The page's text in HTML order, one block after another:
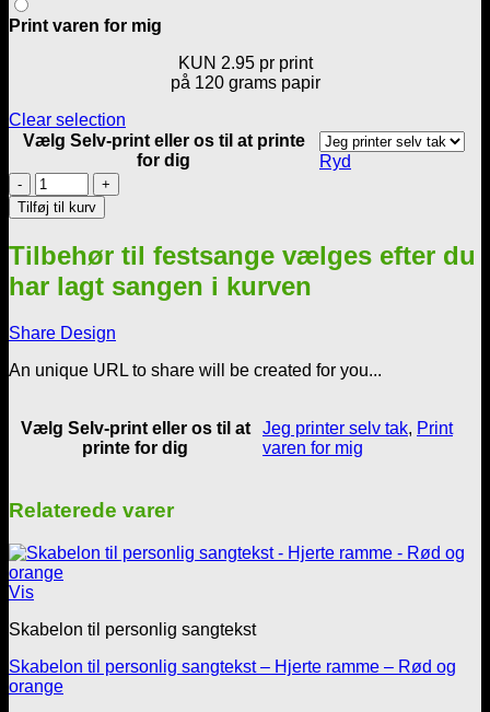
Print varen for mig
KUN 2.95 pr print
på 120 grams papir
Clear selection
Vælg Selv-print eller os til at printe
for dig
Ryd
Skabelon
til
personlig
Forskellige
cliparts
Tilføj til kurv
Tilbehør til festsange vælges efter du
har lagt sangen i kurven
Share Design
An unique URL to share will be created for you...
Vælg Selv-print eller os til at
printe for dig
Jeg printer selv tak, Print
varen for mig
Relaterede varer
Vis
Skabelon til personlig sangtekst
Skabelon til personlig sangtekst – Hjerte ramme – Rød og
orange